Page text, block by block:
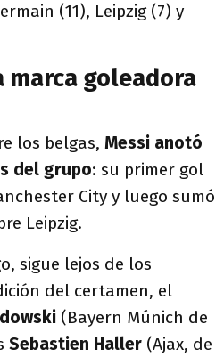
(11), Leipzig (7) y
marca goleadora
los belgas, Messi anotó
del grupo: su primer gol
City y luego sumó
Leipzig.
sigue lejos de los
del certamen, el
(Bayern Múnich de
Sebastien Haller (Ajax, de